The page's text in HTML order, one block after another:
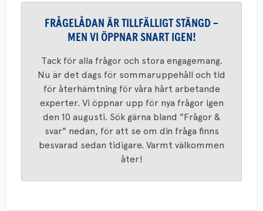
FRÅGELÅDAN ÄR TILLFÄLLIGT STÄNGD –
MEN VI ÖPPNAR SNART IGEN!
Tack för alla frågor och stora engagemang.
Nu är det dags för sommaruppehåll och tid
för återhämtning för våra hårt arbetande
experter. Vi öppnar upp för nya frågor igen
den 10 augusti. Sök gärna bland "Frågor &
svar" nedan, för att se om din fråga finns
besvarad sedan tidigare. Varmt välkommen
åter!